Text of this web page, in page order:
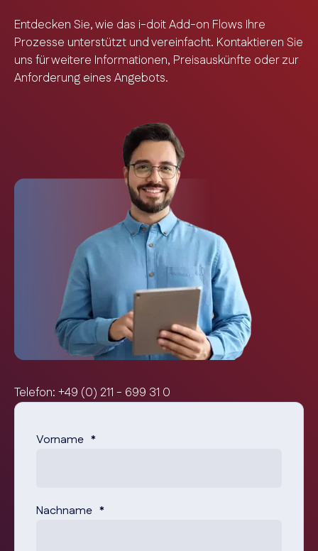
Entdecken Sie, wie das i-doit Add-on Flows Ihre
Prozesse unterstützt und vereinfacht. Kontaktieren Sie
uns für weitere Informationen, Preisauskünfte oder zur
Anforderung eines Angebots.
Telefon: +49 (0) 211 - 699 31 0
Vorname *
Nachname *